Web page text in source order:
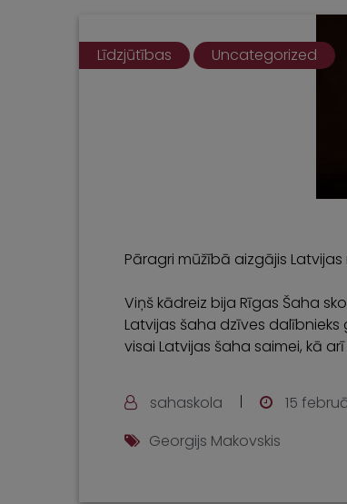
Līdzjūtības Uncategorized
Pāragri mūžībā aizgājis
Viņš kādreiz bija Rīgas Šaha
Latvijas šaha dzīves
visai Latvijas šaha saimei, kā
sahaskola
15
Georgijs Makovskis